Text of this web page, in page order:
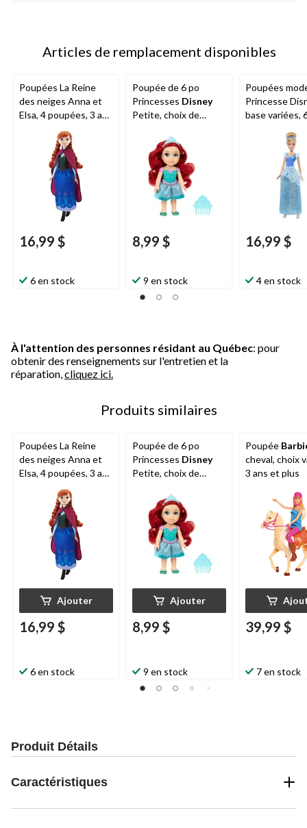
Articles de remplacement disponibles
Poupées La Reine
des neiges Anna et
Elsa, 4 poupées, 3 ans
16,99 $
6 en stock
Poupée de 6 po
Princesses Disney
Petite, choix de
8,99 $
9 en stock
Poupées
Princesse
base variées,
16,99 $
4 en stock
À l'attention des personnes résidant au Québec: pour
obtenir des renseignements sur l'entretien et la
réparation, cliquez ici.
Produits similaires
Poupées La Reine
des neiges Anna et
Elsa, 4 poupées, 3 ans
Ajouter
16,99 $
6 en stock
Poupée de 6 po
Princesses Disney
Petite, choix de
Ajouter
8,99 $
9 en stock
Poupée
cheval, choix
3 ans et plus
39,99 $
7 en stock
Produit Détails
Caractéristiques